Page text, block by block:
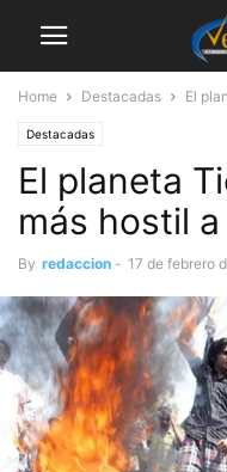
Home Destacadas El
Destacadas
El planeta
más hostil
By redaccion - 17 de febrero